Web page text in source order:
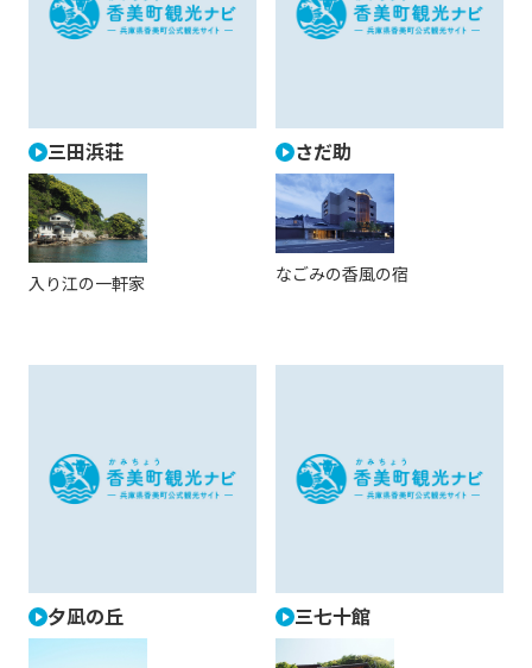
三田浜荘
入り江の一軒家
さだ助
なごみの香風の宿
夕凪の丘 三七十館